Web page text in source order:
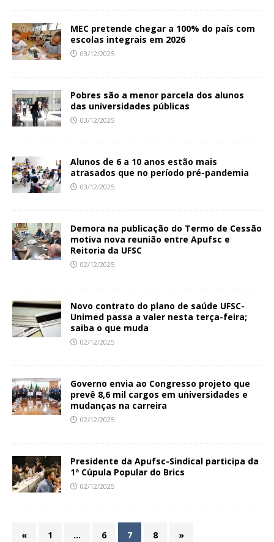
MEC pretende chegar a 100% do país com
escolas integrais em 2026
03/12/2025
Pobres são a menor parcela dos alunos
das universidades públicas
03/12/2025
Alunos de 6 a 10 anos estão mais
atrasados que no período pré-pandemia
03/12/2025
Demora na publicação do Termo de Cessão
motiva nova reunião entre Apufsc e
Reitoria da UFSC
02/12/2025
Novo contrato do plano de saúde UFSC-
Unimed passa a valer nesta terça-feira;
saiba o que muda
02/12/2025
Governo envia ao Congresso projeto que
prevê 8,6 mil cargos em universidades e
mudanças na carreira
02/12/2025
Presidente da Apufsc-Sindical participa da
1ª Cúpula Popular do Brics
02/12/2025
« 1 … 6 7 8 »